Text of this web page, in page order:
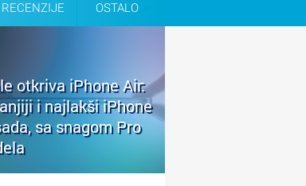
RECENZIJE OSTALO
otkriva iPhone Air:
i najlakši iPhone
sa snagom Pro